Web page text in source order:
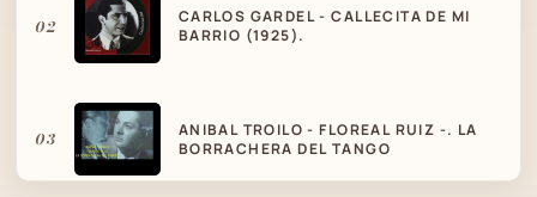
02
CARLOS GARDEL - CALLECITA DE MI
BARRIO (1925).
03
ANIBAL TROILO - FLOREAL RUIZ -. LA
BORRACHERA DEL TANGO